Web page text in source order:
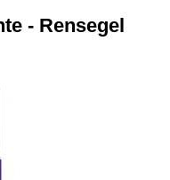
- Rensegel